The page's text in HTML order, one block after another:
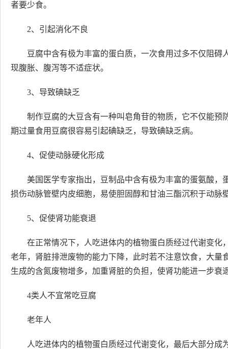
者要少食。
2、引起消化不良
豆腐中含有极为丰富的蛋白质，一次食用过多不仅阻
现腹胀、腹泻等不适症状。
3、导致碘缺乏
制作豆腐的大豆含有一种叫皂角苷的物质，它不仅能
期过量食用豆腐很容易引起碘缺乏，导致碘缺乏病。
4、促使动脉硬化形成
美国医学专家指出，豆制品中含有极为丰富的蛋氨酸
损伤动脉管壁内皮细胞，易使胆固醇和甘油三酯沉积于动脉
5、促使肾功能衰退
在正常情况下，人吃进体内的植物蛋白质经过代谢变
老年，肾脏排泄废物的能力下降，此时若不注意饮食，大
生成的含氮废物增多，加重肾脏的负担，使肾功能进一步衰
4类人不宜常吃豆腐
老年人
人吃进体内的植物蛋白质经过代谢变化，最后大部分